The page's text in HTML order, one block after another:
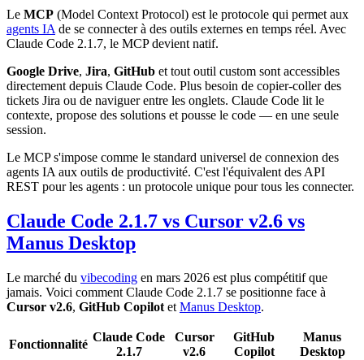
Le MCP (Model Context Protocol) est le protocole qui permet aux
agents IA de se connecter à des outils externes en temps réel. Avec
Claude Code 2.1.7, le MCP devient natif.
Google Drive, Jira, GitHub et tout outil custom sont accessibles
directement depuis Claude Code. Plus besoin de copier-coller des
tickets Jira ou de naviguer entre les onglets. Claude Code lit le
contexte, propose des solutions et pousse le code — en une seule
session.
Le MCP s'impose comme le standard universel de connexion des
agents IA aux outils de productivité. C'est l'équivalent des API
REST pour les agents : un protocole unique pour tous les connecter.
Claude Code 2.1.7 vs Cursor v2.6 vs
Manus Desktop
Le marché du vibecoding en mars 2026 est plus compétitif que
jamais. Voici comment Claude Code 2.1.7 se positionne face à
Cursor v2.6, GitHub Copilot et Manus Desktop.
Fonctionnalité
Claude Code
2.1.7
Cursor
v2.6
GitHub
Copilot
Manus
Desktop